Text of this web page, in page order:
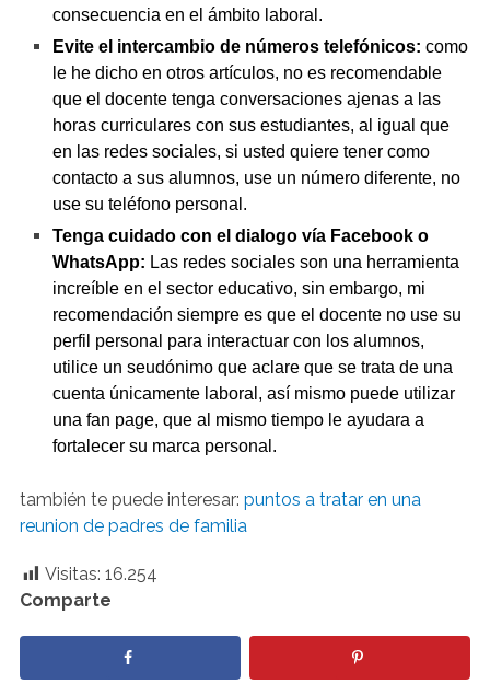
consecuencia en el ámbito laboral.
Evite el intercambio de números telefónicos:como
le he dicho en otros artículos, no es recomendable
que el docente tenga conversaciones ajenas a las
horas curriculares con sus estudiantes, al igual que
en las redes sociales, si usted quiere tener como
contacto a sus alumnos, use un número diferente, no
use su teléfono personal.
Tenga cuidado con el dialogo vía Facebook o
WhatsApp: Las redes sociales son una herramienta
increíble en el sector educativo, sin embargo, mi
recomendación siempre es que el docente no use su
perfil personal para interactuar con los alumnos,
utilice un seudónimo que aclare que se trata de una
cuenta únicamente laboral, así mismo puede utilizar
una fan page, que al mismo tiempo le ayudara a
fortalecer su marca personal.
también te puede interesar: puntos a tratar en una
reunion de padres de familia
Visitas: 16.254
Comparte